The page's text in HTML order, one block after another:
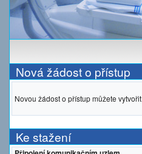
Nová žádost o přístup
Novou žádost o přístup můžete vytvořit
Ke stažení